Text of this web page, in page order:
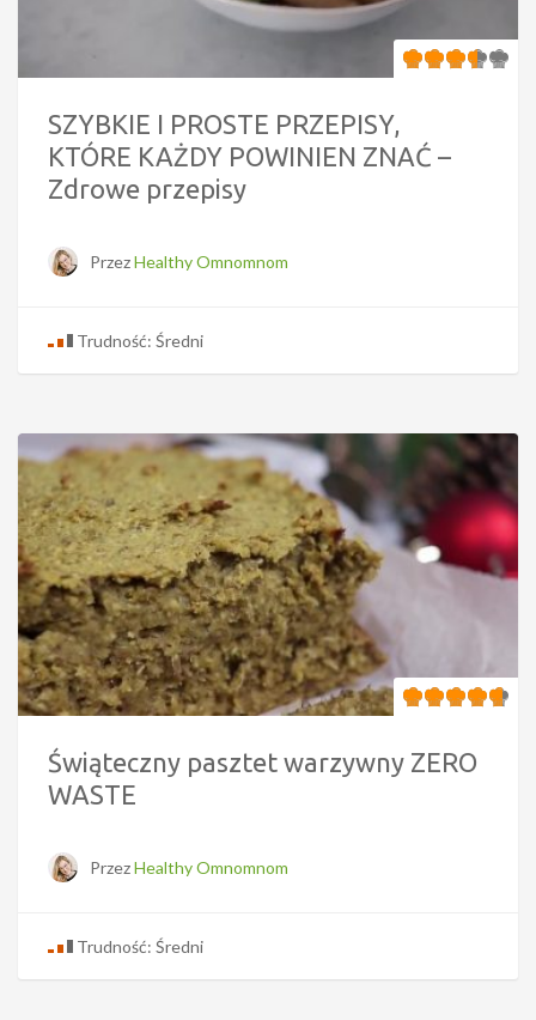
SZYBKIE I PROSTE PRZEPISY,
KTÓRE KAŻDY POWINIEN ZNAĆ –
Zdrowe przepisy
PrzezHealthy Omnomnom
Trudność: Średni
Świąteczny pasztet warzywny ZERO
WASTE
PrzezHealthy Omnomnom
Trudność: Średni